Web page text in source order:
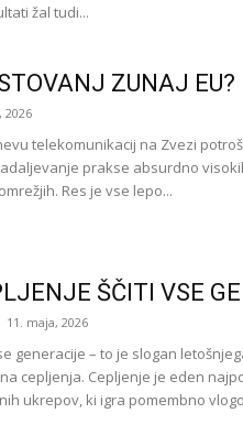
žal tudi...
ZUNAJ EU?
2026
telekomunikacij na Zvezi
prakse absurdno
Res je vse lepo...
ŠČITI VSE
11. maja, 2026
generacije – to je slogan
cepljenja. Cepljenje je eden
ukrepov, ki igra pomembno